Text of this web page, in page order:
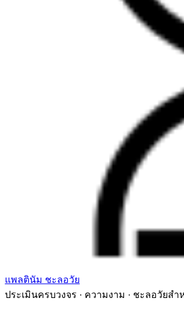
แพลตินัม ชะลอวัย
ประเมินครบวงจร · ความงาม · ชะลอวัยสำ